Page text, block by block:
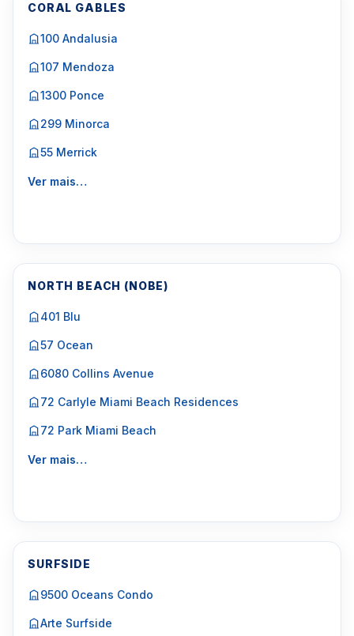
CORAL GABLES
100 Andalusia
107 Mendoza
1300 Ponce
299 Minorca
55 Merrick
Ver mais…
NORTH BEACH (NOBE)
401 Blu
57 Ocean
6080 Collins Avenue
72 Carlyle Miami Beach Residences
72 Park Miami Beach
Ver mais…
SURFSIDE
9500 Oceans Condo
Arte Surfside